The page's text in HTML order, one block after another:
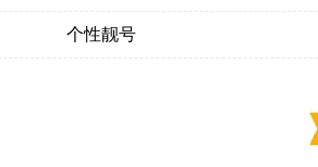
个性靓号